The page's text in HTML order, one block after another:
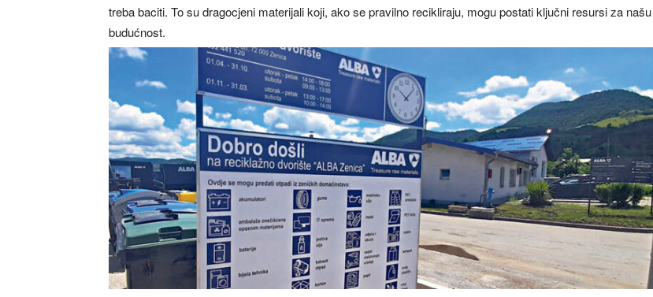
treba baciti. To su dragocjeni materijali koji, ako se pravilno recikliraju, mogu postati ključni resursi za našu
budućnost.